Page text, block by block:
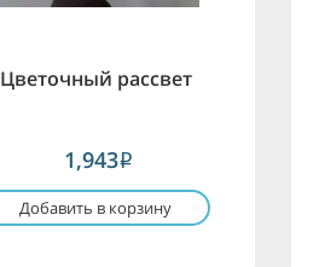
Цветочный рассвет
1,943i
Добавить в корзину